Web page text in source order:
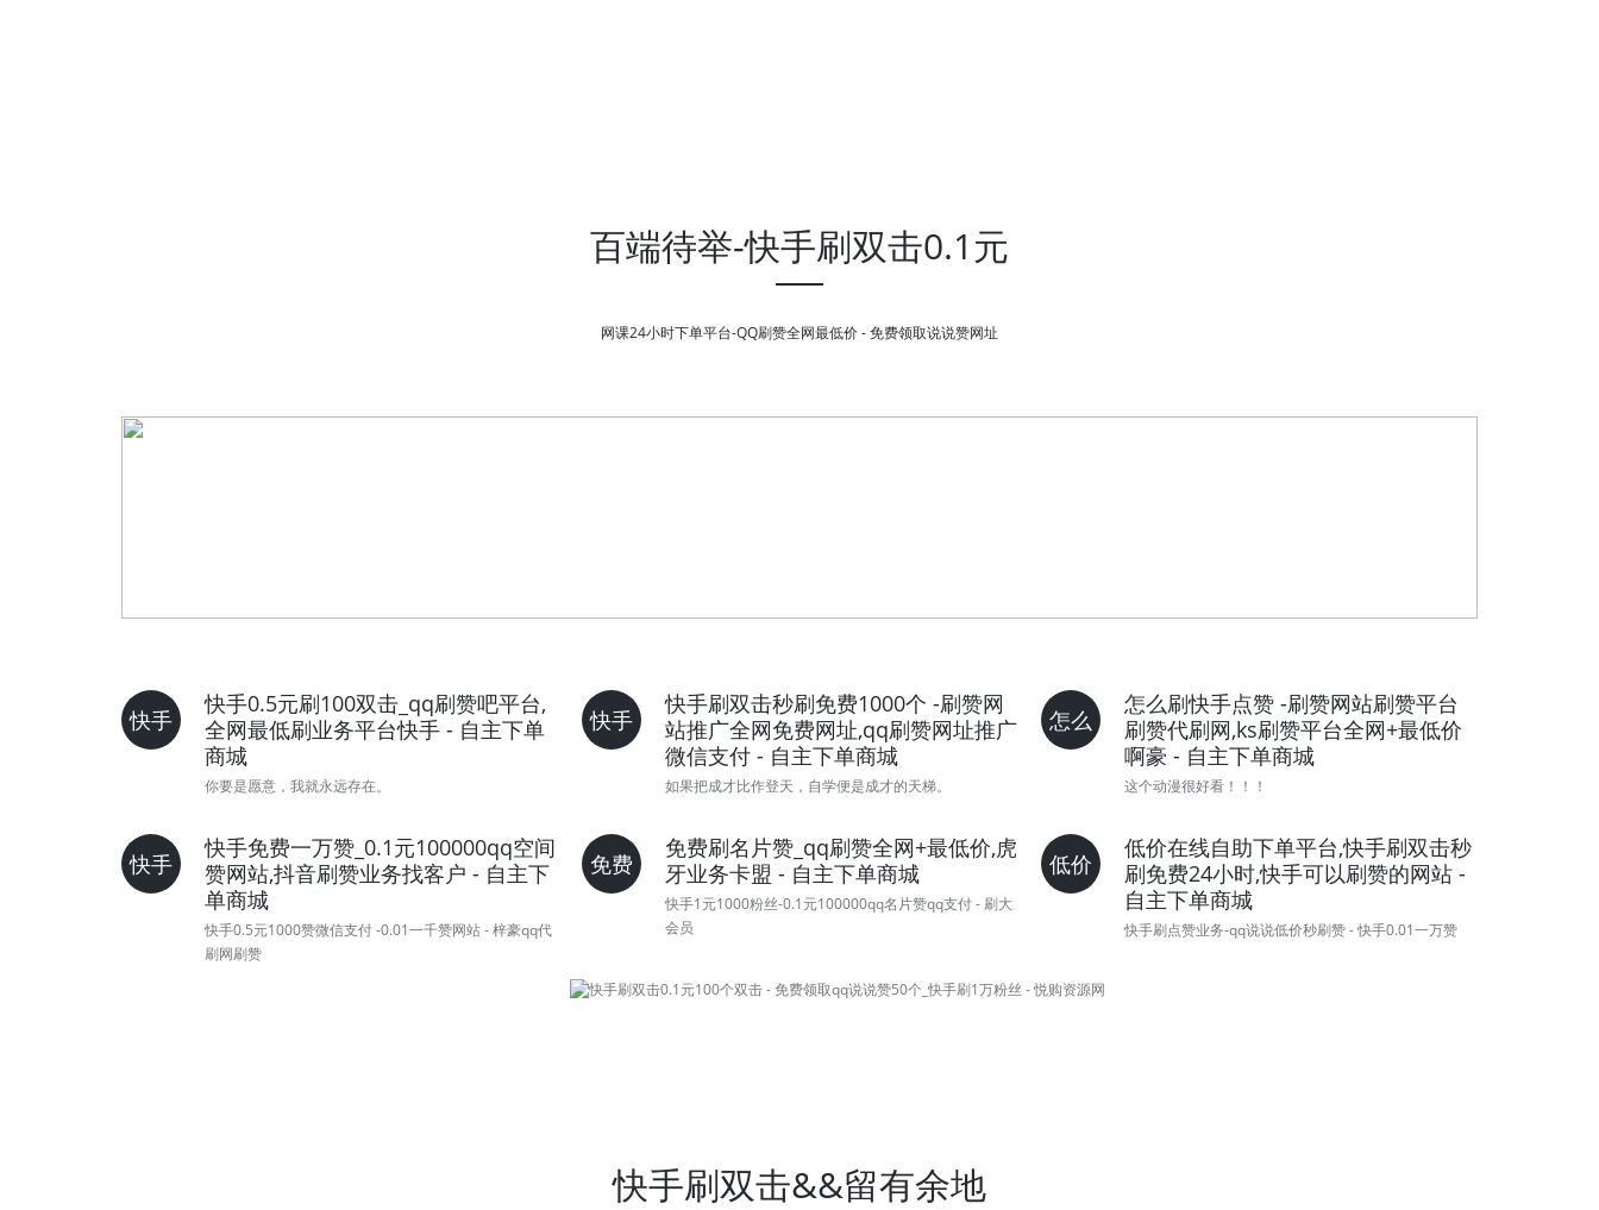
百端待举-快手刷双击0.1元
网课24小时下单平台-QQ刷赞全网最低价 - 免费领取说说赞网址
快手
快手0.5元刷100双击_qq刷赞吧平台,
全网最低刷业务平台快手 - 自主下单
商城
你要是愿意，我就永远存在。
快手
快手刷双击秒刷免费1000个 -刷赞网
站推广全网免费网址,qq刷赞网址推广
微信支付 - 自主下单商城
如果把成才比作登天，自学便是成才的天梯。
怎么
怎么刷快手点赞 -刷赞网站刷赞平台
刷赞代刷网,ks刷赞平台全网+最低价
啊豪 - 自主下单商城
这个动漫很好看！！！
快手
快手免费一万赞_0.1元100000qq空间
赞网站,抖音刷赞业务找客户 - 自主下
单商城
快手0.5元1000赞微信支付 -0.01一千赞网站 - 梓豪qq代
刷网刷赞
免费
免费刷名片赞_qq刷赞全网+最低价,虎
牙业务卡盟 - 自主下单商城
快手1元1000粉丝-0.1元100000qq名片赞qq支付 - 刷大
会员
低价
低价在线自助下单平台,快手刷双击秒
刷免费24小时,快手可以刷赞的网站 -
自主下单商城
快手刷点赞业务-qq说说低价秒刷赞 - 快手0.01一万赞
快手刷双击&&留有余地